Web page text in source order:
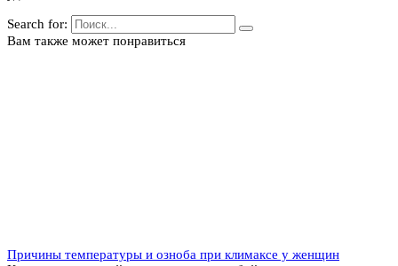
Search for:
Вам также может понравиться
Причины температуры и озноба при климаксе у женщин